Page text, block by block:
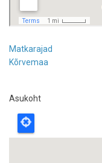
Matkarajad
Kõrvemaa
Asukoht